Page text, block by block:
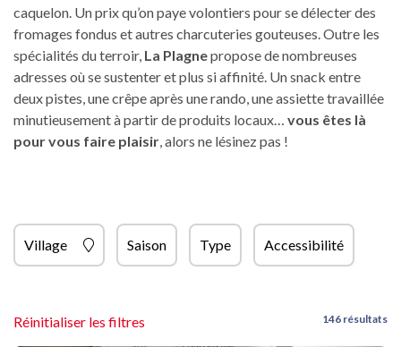
caquelon. Un prix qu’on paye volontiers pour se délecter des
fromages fondus et autres charcuteries gouteuses. Outre les
spécialités du terroir, La Plagnepropose de nombreuses
adresses où se sustenter et plus si affinité. Un snack entre
deux pistes, une crêpe après une rando, une assiette travaillée
minutieusement à partir de produits locaux… vous êtes là
pour vous faire plaisir, alors ne lésinez pas !
Village Saison Type Accessibilité
Réinitialiser les filtres 146 résultats